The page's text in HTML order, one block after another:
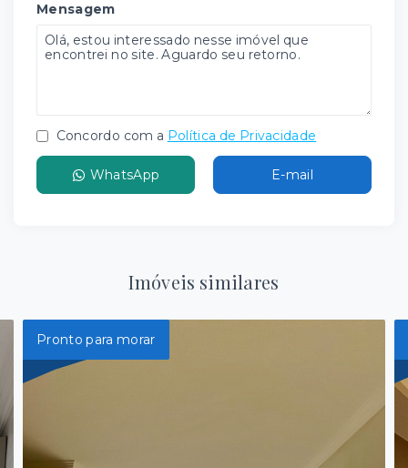
Mensagem
Concordo com a Política de Privacidade
WhatsApp E-mail
Imóveis similares
Pronto para morar